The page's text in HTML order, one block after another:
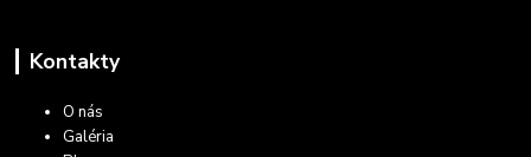
Kontakty
O nás
Galéria